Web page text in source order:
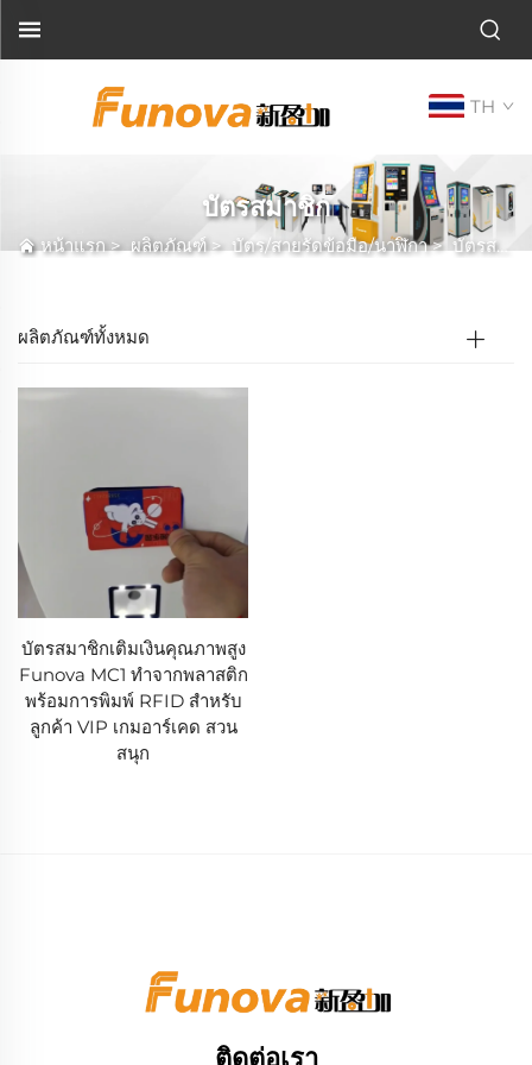
TH
บัตรสมาชิก
หน้าแรก>ผลิตภัณฑ์>บัตร/สายรัดข้อมือ/นาฬิกา>บัตรสมาชิก
ผลิตภัณฑ์ทั้งหมด
บัตรสมาชิกเติมเงินคุณภาพสูง
Funova MC1 ทำจากพลาสติก
พร้อมการพิมพ์ RFID สำหรับ
ลูกค้า VIP เกมอาร์เคด สวน
สนุก